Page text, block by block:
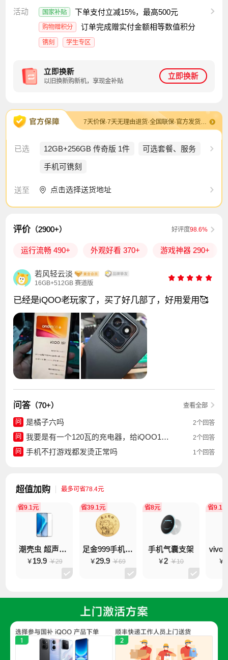
活动 国家补贴 下单支付立减15%，最高500元
购物赠积分 订单完成赠实付金额相等数值积分
镌刻 学生专区
立即换新
以旧换新购新机，享现金补贴
立即换新
7天价保·7天无理由退货·全国联保·官方发货及售后·退换货包运费
已选 12GB+256GB 传奇版 1件 可选套餐、服务
手机可镌刻
送至 点击选择送货地址
评价 （2900+） 好评度98.6%
运行流畅 490+ 外观好看 370+ 游戏神器 290+
若风轻云淡
16GB+512GB 赛道版
已经是iQOO老玩家了，买了好几部了，好用爱用🥰
问答 （70+） 查看全部
问 是橘子六吗
2个回答
问
我要是有一个120瓦的充电器，给iQOO15T用有效果吗
2个回答
问
手机不打游戏都发烫正常吗 1个回答
超值加购 最多可省78.4元
省9.1元
潮壳虫 超声波钢化膜
19.9 ￥29
省39.1元
足金999手机万能贴
29.9 ￥69
省8元
手机气囊支架
2 ￥10
省9.1